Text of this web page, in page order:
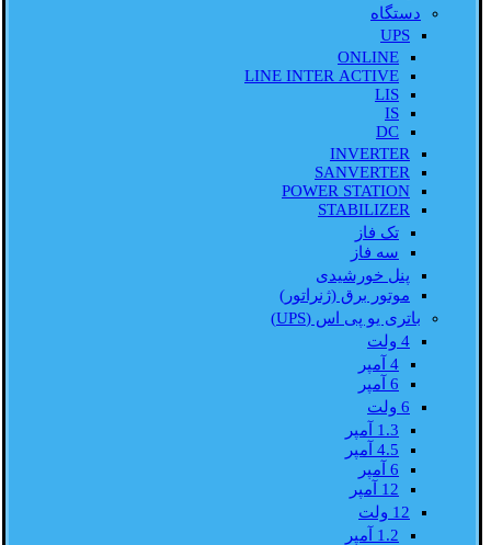
دستگاه
UPS
ONLINE
LINE INTER ACTIVE
LIS
IS
DC
INVERTER
SANVERTER
POWER STATION
STABILIZER
تک فاز
سه فاز
پنل خورشیدی
موتور برق (ژنراتور)
باتری یو پی اس (UPS)
4 ولت
4 آمپر
6 آمپر
6 ولت
1.3 آمپر
4.5 آمپر
6 آمپر
12 آمپر
12 ولت
1.2 آمپر